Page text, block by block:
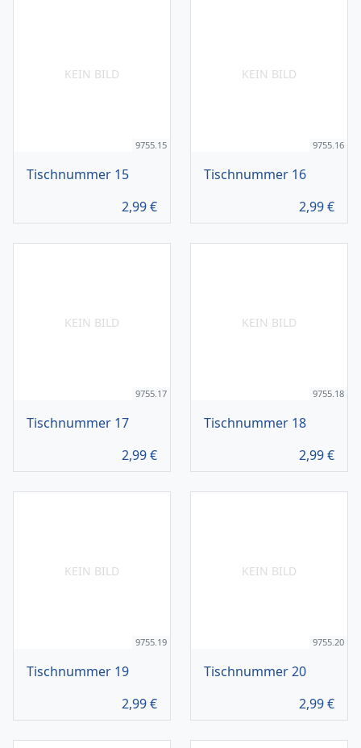
KEIN BILD
9755.15
Tischnummer 15
2,99€
KEIN BILD
9755.16
Tischnummer 16
2,99€
KEIN BILD
9755.17
Tischnummer 17
2,99€
KEIN BILD
9755.18
Tischnummer 18
2,99€
KEIN BILD
9755.19
Tischnummer 19
2,99€
KEIN BILD
9755.20
Tischnummer 20
2,99€